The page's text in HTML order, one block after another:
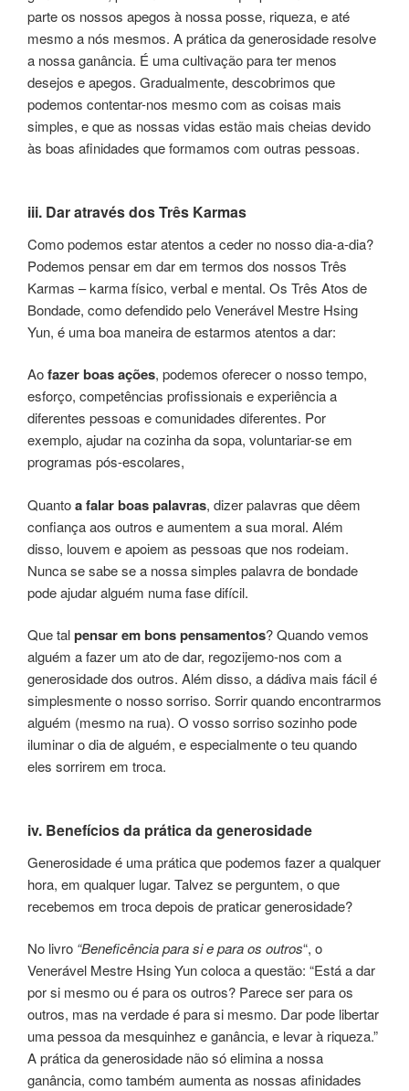
parte os nossos apegos à nossa posse, riqueza, e até
mesmo a nós mesmos. A prática da generosidade resolve
a nossa ganância. É uma cultivação para ter menos
desejos e apegos. Gradualmente, descobrimos que
podemos contentar-nos mesmo com as coisas mais
simples, e que as nossas vidas estão mais cheias devido
às boas afinidades que formamos com outras pessoas.
iii. Dar através dos Três Karmas
Como podemos estar atentos a ceder no nosso dia-a-dia?
Podemos pensar em dar em termos dos nossos Três
Karmas – karma físico, verbal e mental. Os Três Atos de
Bondade, como defendido pelo Venerável Mestre Hsing
Yun, é uma boa maneira de estarmos atentos a dar:
Aofazer boas ações, podemos oferecer o nosso tempo,
esforço, competências profissionais e experiência a
diferentes pessoas e comunidades diferentes. Por
exemplo, ajudar na cozinha da sopa, voluntariar-se em
programas pós-escolares,
Quantoa falar boas palavras, dizer palavras que dêem
confiança aos outros e aumentem a sua moral. Além
disso, louvem e apoiem as pessoas que nos rodeiam.
Nunca se sabe se a nossa simples palavra de bondade
pode ajudar alguém numa fase difícil.
Que talpensar em bons pensamentos? Quando vemos
alguém a fazer um ato de dar, regozijemo-nos com a
generosidade dos outros. Além disso, a dádiva mais fácil é
simplesmente o nosso sorriso. Sorrir quando encontrarmos
alguém (mesmo na rua). O vosso sorriso sozinho pode
iluminar o dia de alguém, e especialmente o teu quando
eles sorrirem em troca.
iv. Benefícios da prática da generosidade
Generosidade é uma prática que podemos fazer a qualquer
hora, em qualquer lugar. Talvez se perguntem, o que
recebemos em troca depois de praticar generosidade?
No livro “Beneficência para si e para os outros“, o
Venerável Mestre Hsing Yun coloca a questão: “Está a dar
por si mesmo ou é para os outros? Parece ser para os
outros, mas na verdade é para si mesmo. Dar pode libertar
uma pessoa da mesquinhez e ganância, e levar à riqueza.”
A prática da generosidade não só elimina a nossa
ganância, como também aumenta as nossas afinidades